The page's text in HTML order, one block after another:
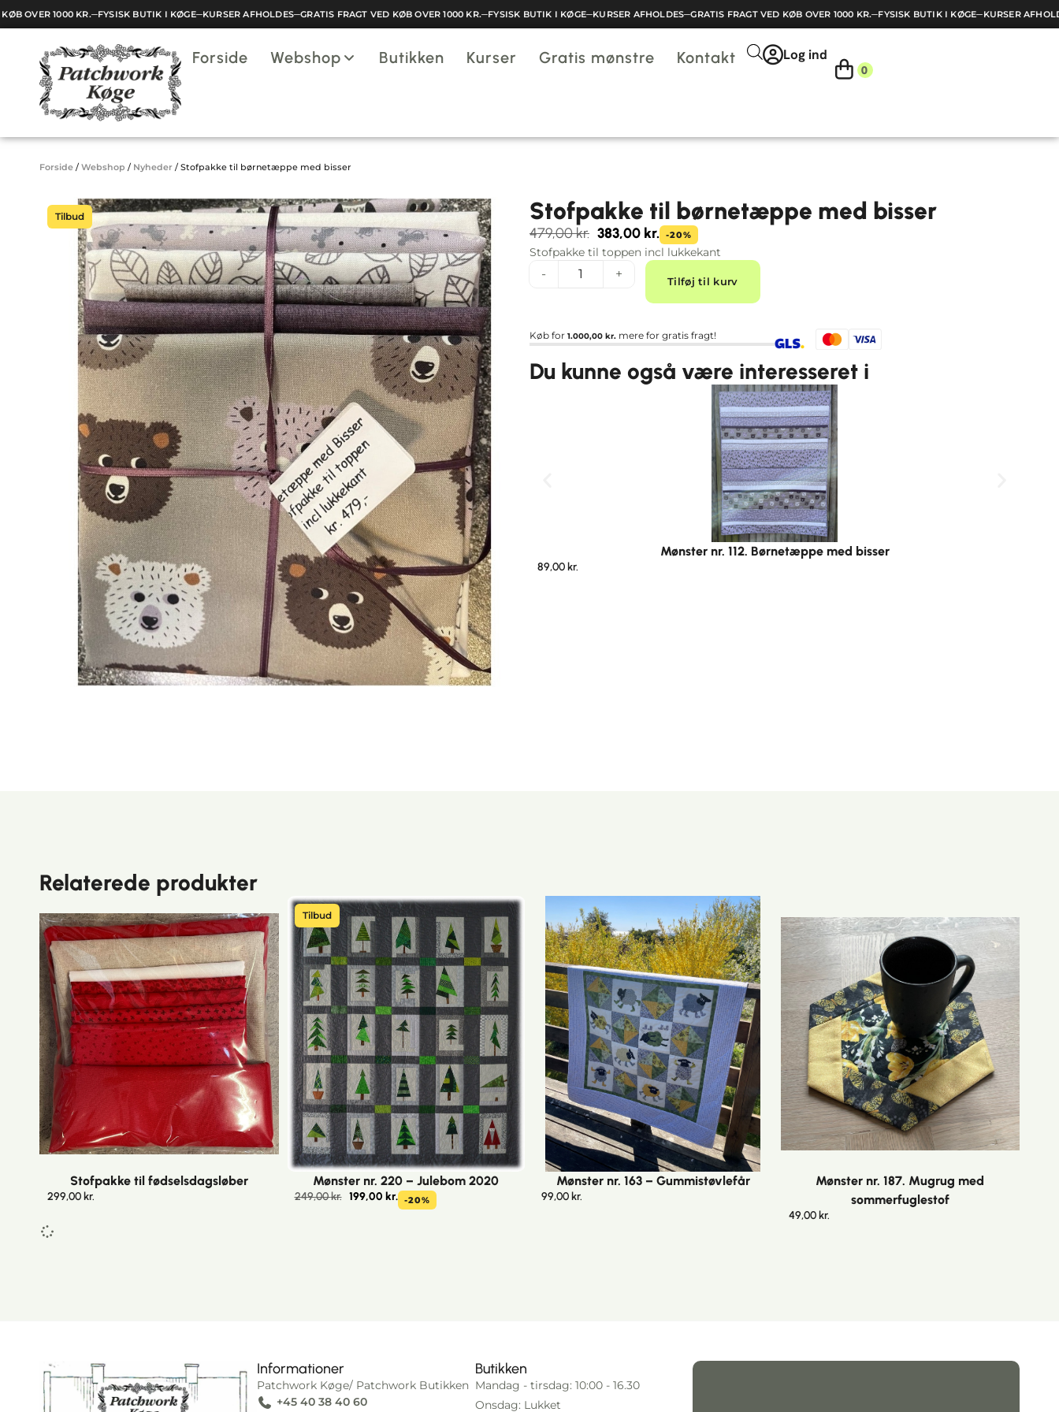
OVER 1000 KR.─FYSISK BUTIK I KØGE─KURSER AFHOLDES─GRATIS FRAGT VED KØB OVER 1000 KR.─FYSISK BUTIK I KØGE─KURSER AFHOLDES─GRATIS FRAGT VED KØB OVER 1000 KR.─FYSISK BUTIK I KØGE─KURSER
Forside Webshop Butikken Kurser Gratis mønstre Kontakt Log ind
0
Indkøbskurv
Din kurv er tom.
Forside / Webshop / Nyheder / Stofpakke til børnetæppe med bisser
Tilbud Stofpakke til børnetæppe med bisser
479,00kr. 383,00 kr. -20%
Stofpakke til toppen incl lukkekant
- + Tilføj til kurv
Alternative:
Køb for 1.000,00 kr. mere for gratis fragt!
Du kunne også være interesseret i
Mønster nr. 112. Børnetæppe med bisser
89,00 kr.
Relaterede produkter
Stofpakke til fødselsdagsløber
299,00 kr.
Tilbud
Mønster nr. 220 – Julebom 2020
249,00kr. 199,00 kr. -20%
Mønster nr. 163 – Gummistøvlefår
99,00 kr.
Mønster nr. 187. Mugrug med
sommerfuglestof
49,00 kr.
Informationer
Patchwork Køge/ Patchwork Butikken
+45 40 38 40 60
Butikken
Mandag - tirsdag: 10:00 - 16.30
Onsdag: Lukket